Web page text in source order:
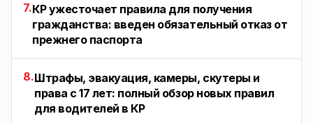
7.КР ужесточает правила для получения
гражданства: введен обязательный отказ от
прежнего паспорта
8.Штрафы, эвакуация, камеры, скутеры и
права с 17 лет: полный обзор новых правил
для водителей в КР